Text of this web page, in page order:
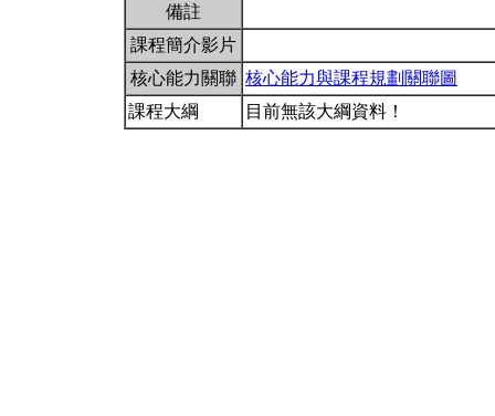
備註
課程簡介影片
核心能力關聯 核心能力與課程規劃關聯圖
課程大綱
目前無該大綱資料！